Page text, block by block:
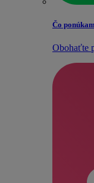
Čo
Obohaťte